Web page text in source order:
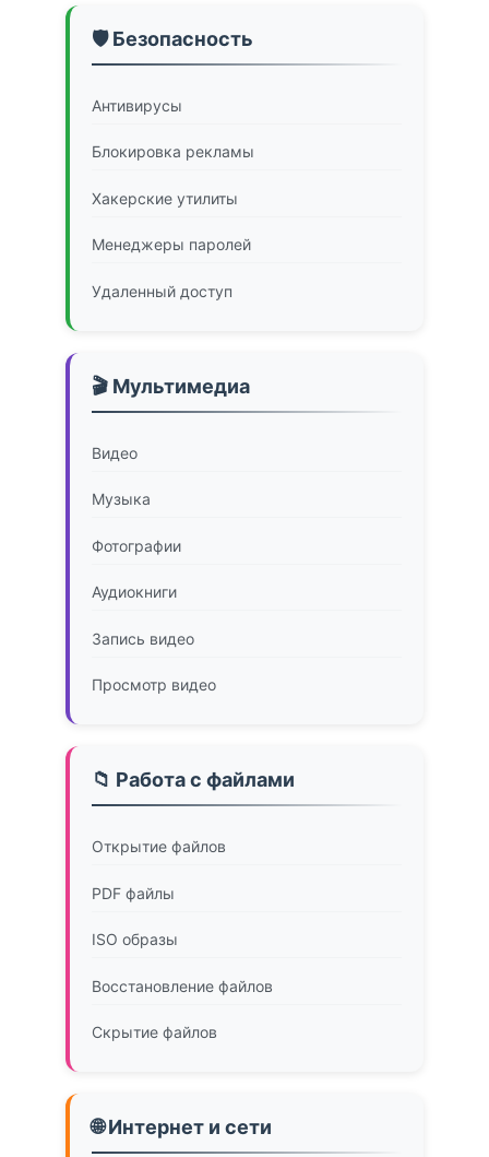
🛡️ Безопасность
Антивирусы
Блокировка рекламы
Хакерские утилиты
Менеджеры паролей
Удаленный доступ
🎬 Мультимедиа
Видео
Музыка
Фотографии
Аудиокниги
Запись видео
Просмотр видео
📁 Работа с файлами
Открытие файлов
PDF файлы
ISO образы
Восстановление файлов
Скрытие файлов
🌐 Интернет и сети